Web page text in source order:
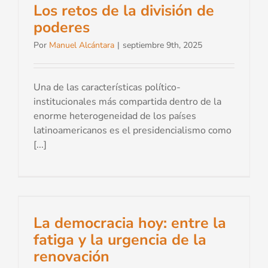
Los retos de la división de
poderes
Por Manuel Alcántara | septiembre 9th, 2025
Una de las características político-
institucionales más compartida dentro de la
enorme heterogeneidad de los países
latinoamericanos es el presidencialismo como
[...]
La democracia hoy: entre la
fatiga y la urgencia de la
renovación